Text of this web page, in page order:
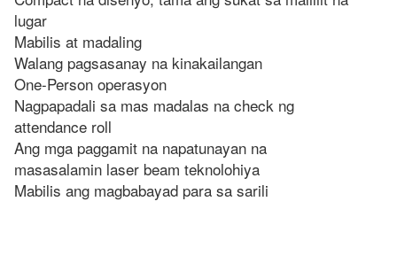
lugar
Mabilis at madaling
Walang pagsasanay na kinakailangan
One-Person operasyon
Nagpapadali sa mas madalas na check ng
attendance roll
Ang mga paggamit na napatunayan na
masasalamin laser beam teknolohiya
Mabilis ang magbabayad para sa sarili